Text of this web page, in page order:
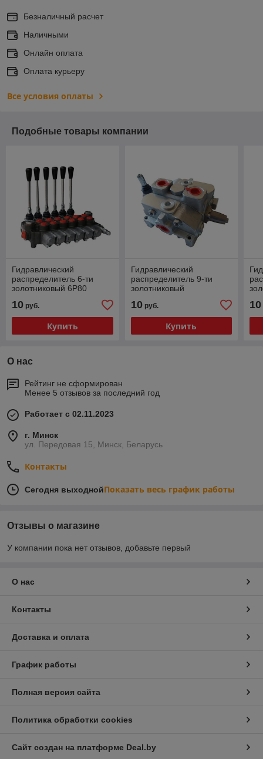
Безналичный расчет
Наличными
Онлайн оплата
Оплата курьеру
Все условия оплаты
Подобные товары компании
Гидравлический
распределитель 6-ти
золотниковый 6P80
10 руб.
Купить
Гидравлический
распределитель 9-ти
золотниковый
10руб.
Купить
10
О нас
Рейтинг не сформирован
Менее 5 отзывов за последний год
Работает с 02.11.2023
г. Минск
ул. Передовая 15, Минск, Беларусь
Контакты
Сегодня выходнойПоказать весь график работы
Отзывы о магазине
У компании пока нет отзывов, добавьте первый
О нас
Контакты
Доставка и оплата
График работы
Полная версия сайта
Политика обработки cookies
Сайт создан на платформе Deal.by